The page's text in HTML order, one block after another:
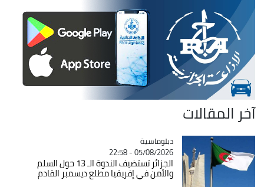
آخر المقالات
Catégorie
دبلوماسية
05/08/2026 - 22:58
الجزائر تستضيف الندوة الـ 13 حول السلم
والأمن في إفريقيا مطلع ديسمبر القادم